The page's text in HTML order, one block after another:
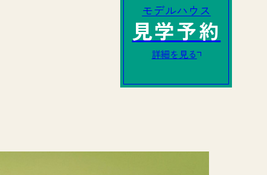
モデルハウス
見学予約
詳細を見る